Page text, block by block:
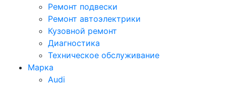
Ремонт подвески
Ремонт автоэлектрики
Кузовной ремонт
Диагностика
Техническое обслуживание
Марка
Audi